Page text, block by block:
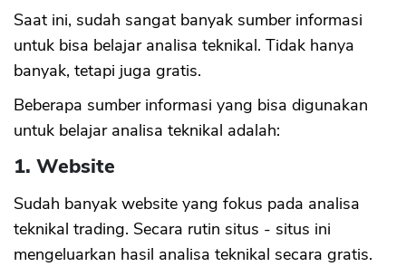
Saat ini, sudah sangat banyak sumber informasi
untuk bisa belajar analisa teknikal. Tidak hanya
banyak, tetapi juga gratis.
Beberapa sumber informasi yang bisa digunakan
untuk belajar analisa teknikal adalah:
1. Website
Sudah banyak website yang fokus pada analisa
teknikal trading. Secara rutin situs - situs ini
mengeluarkan hasil analisa teknikal secara gratis.